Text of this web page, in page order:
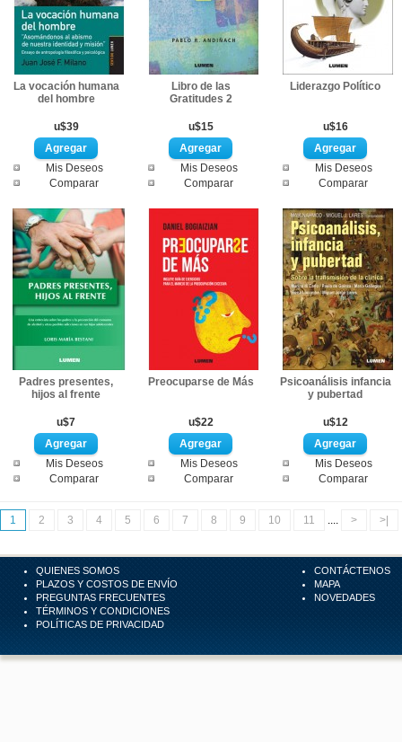
La vocación humana
del hombre
u$39
Mis Deseos
Comparar
Libro de las
Gratitudes 2
u$15
Mis Deseos
Comparar
Liderazgo Político
u$16
Mis Deseos
Comparar
Padres presentes,
hijos al frente
u$7
Mis Deseos
Comparar
Preocuparse de Más
u$22
Mis Deseos
Comparar
Psicoanálisis infancia
y pubertad
u$12
Mis Deseos
Comparar
1 2 3 4 5 6 7 8 9 10 11 .... > >|
QUIENES SOMOS
PLAZOS Y COSTOS DE ENVÍO
PREGUNTAS FRECUENTES
TÉRMINOS Y CONDICIONES
POLÍTICAS DE PRIVACIDAD
CONTÁCTENOS
MAPA
NOVEDADES